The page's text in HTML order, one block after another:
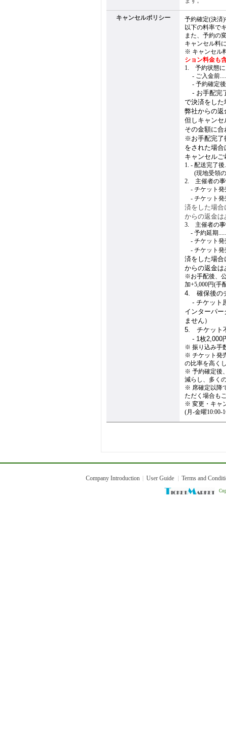
キャンセルポリシー
予約確定(決済
以下の料率で
また、予約の
キャンセル料
※ キャンセル
ション料金も
1. 予約状態に
- ご入金前
- 予約確定
- お手配完
で決済をした
弊社からの返
但しキャンセ
その金額に
※お手配完了
をされた場
キャンセル
1. - 配送完了後
(現地受領
2. 主催者の事
- チケット発
- チケット発
済をした場合
からの返金は
3. 主催者の事
- 予約延期
- チケット発
- チケット発
済をした場合
からの返金は
※お手配後、
加+5,000円(手
4. 確保後の
- チケット
インターパ
ません）
5. チケット
- 1枚2,000
※ 振り込み手
※ チケット発
の比率を高く
※ 予約確定後
減らし、多く
※ 席確定以降
ただく場合も
※ 変更・キャ
(月-金曜10:00-
Company Introduction User Guide Terms and